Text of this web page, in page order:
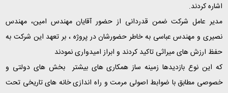
اشاره کردند.
مدیر عامل شرکت ضمن قدردانی از حضور آقایان مهندس امین، مهندس
نصیری و مهندس عباسی به خاطر حضورشان در پروژه ، بر تعهد این شرکت به
حفظ ارزش های میراثی تاکید کردند و ابراز امیدواری نمودند
که این نوع بازدیدها زمینه ساز همکاری های بیشتر بخش های دولتی و
خصوصی مطابق با ضوابط اصولی مرمت و راه اندازی خانه های تاریخی تحت